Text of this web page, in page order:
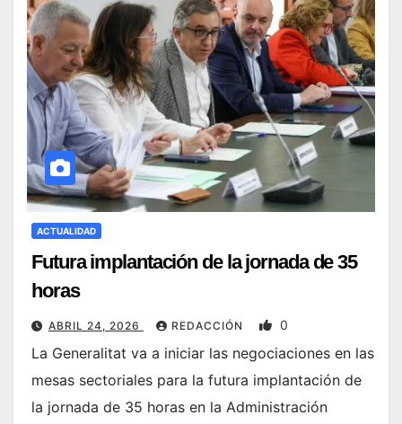
ACTUALIDAD
Futura implantación de la jornada de 35
horas
ABRIL 24, 2026 REDACCIÓN 0
La Generalitat va a iniciar las negociaciones en las
mesas sectoriales para la futura implantación de
la jornada de 35 horas en la Administración